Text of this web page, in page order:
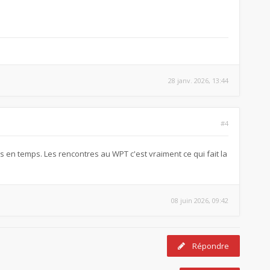
28 janv. 2026, 13:44
#4
temps. Les rencontres au WPT c'est vraiment ce qui fait la
08 juin 2026, 09:42
Répondre